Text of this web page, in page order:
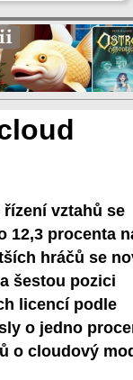
vztahů se
12,3 procenta
hráčů se
šestou pozici
licencí podle
o jedno
o cloudový